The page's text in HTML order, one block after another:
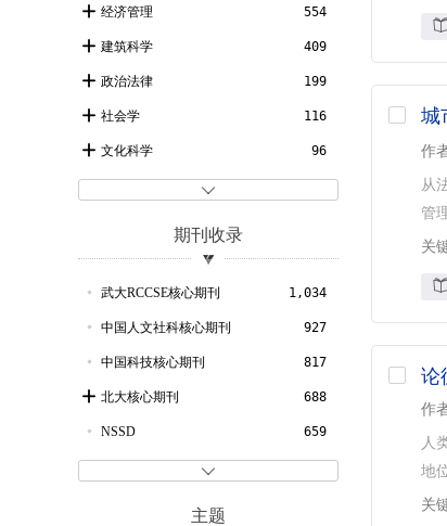
2018 42
2017 42
2016 43
2015 36
2014 39
2013 34
2010 40
2009 49
2008 57
2007 63
2006 68
2005 47

经济管理 554
建筑科学 409
政治法律 199
社会学 116
文化科学 96
交通运输工程 43
天文地球 40
自动化与计算机技术 35
历史地理 17
水利工程 11
电子电信 6
哲学宗教 6
期刊收录

武大RCCSE核心期刊 1,034
中国人文社科核心期刊 927
中国科技核心期刊 817
北大核心期刊 688
NSSD 659
日本科学技术振兴机构数据库
主题
城
作
从
管
关
论
作
人
地
关